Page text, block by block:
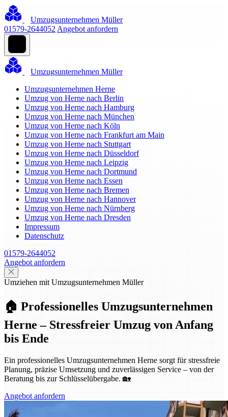
Umzugsunternehmen Müller
01579-2644052 Angebot anfordern
Umzugsunternehmen Müller
Umzugsunternehmen Herne
Umzug von Herne nach Berlin
Umzug von Herne nach Hamburg
Umzug von Herne nach München
Umzug von Herne nach Köln
Umzug von Herne nach Frankfurt am Main
Umzug von Herne nach Stuttgart
Umzug von Herne nach Düsseldorf
Umzug von Herne nach Leipzig
Umzug von Herne nach Dortmund
Umzug von Herne nach Essen
Umzug von Herne nach Bremen
Umzug von Herne nach Hannover
Umzug von Herne nach Nürnberg
Umzug von Herne nach Dresden
Impressum
Datenschutz
01579-2644052
Angebot anfordern
Umziehen mit Umzugsunternehmen Müller
🏠 Professionelles Umzugsunternehmen
Herne – Stressfreier Umzug von Anfang
bis Ende
Ein professionelles Umzugsunternehmen Herne sorgt für stressfreie
Planung, präzise Umsetzung und zuverlässigen Service – von der
Beratung bis zur Schlüsselübergabe. 🏡
Angebot anfordern